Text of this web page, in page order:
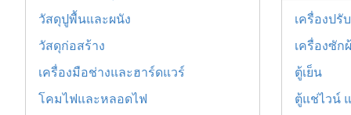
วัสดุปูพื้นและผนัง
วัสดุก่อสร้าง
เครื่องมือช่างและฮาร์ดแวร์
โคมไฟและหลอดไฟ
เครื่องปรั
เครื่องซัก
ตู้เย็น
ตู้แช่ไวน์